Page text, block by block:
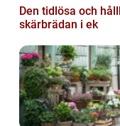
Den tidlösa och
skärbrädan i ek